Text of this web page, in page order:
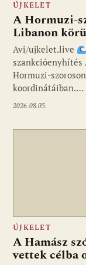
ÚJKELET
A Hormuzi-
Libanon
Avi/ujkelet.live
szankcióenyhítés
Hormuzi-
koordinátáiban.…
2026.08.05.
ÚJKELET
A Hamász
vettek célba